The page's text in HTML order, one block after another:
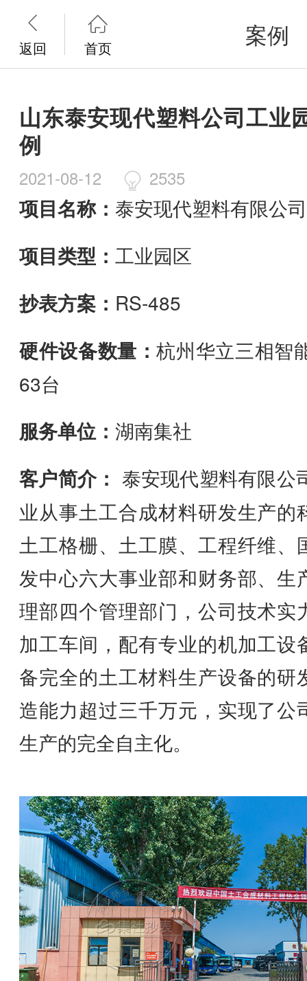

返回

首页 案例
山东泰安现代塑料公司工业
例
2021-08-12 2535
项目名称： 泰安现代塑料有限公司
项目类型： 工业园区
抄表方案： RS-485
硬件设备数量：杭州华立三相智
63台
服务单位： 湖南集社
客户简介： 泰安现代塑料有限公
业从事土工合成材料研发生产的
土工格栅、土工膜、工程纤维、
发中心六大事业部和财务部、生
理部四个管理部门，公司技术实
加工车间，配有专业的机加工设
备完全的土工材料生产设备的研
造能力超过三千万元，实现了公
生产的完全自主化。